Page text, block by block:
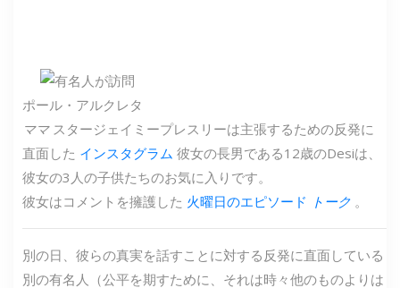
ポール・アルクレタ
ママスタージェイミープレスリーは主張するための反発に
直面した インスタグラム 彼女の長男である12歳のDesiは、
彼女の3人の子供たちのお気に入りです。
彼女はコメントを擁護した 火曜日のエピソード トーク 。
別の日、彼らの真実を話すことに対する反発に直面している
別の有名人（公平を期すために、それは時々他のものよりは